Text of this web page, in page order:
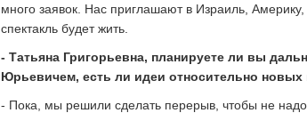
много заявок. Нас приглашают в Израиль,
спектакль будет жить.
- Татьяна Григорьевна, планируете ли вы
Юрьевичем, есть ли идеи относительно новых
- Пока, мы решили сделать перерыв, чтобы не